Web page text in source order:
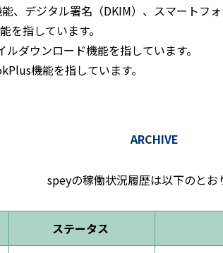
、デジタル署名（DKIM）、スマートフ
指しています。
ダウンロード機能を指しています。
機能を指しています。
ARCHIVE
speyの稼働状況履歴は以下のとお
ステータス